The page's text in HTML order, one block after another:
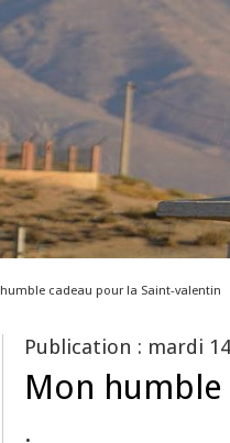
cadeau pour la Saint-valentin
Publication : mardi
Mon
.